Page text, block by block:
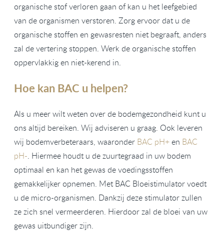
organische stof verloren gaan of kan u het leefgebied
van de organismen verstoren. Zorg ervoor dat u de
organische stoffen en gewasresten niet begraaft, anders
zal de vertering stoppen. Werk de organische stoffen
oppervlakkig en niet-kerend in.
Hoe kan BAC u helpen?
Als u meer wilt weten over de bodemgezondheid kunt u
ons altijd bereiken. Wij adviseren u graag. Ook leveren
wij bodemverbeteraars, waaronder BAC pH+en BAC
pH-. Hiermee houdt u de zuurtegraad in uw bodem
optimaal en kan het gewas de voedingsstoffen
gemakkelijker opnemen. Met BAC Bloeistimulator voedt
u de micro-organismen. Dankzij deze stimulator zullen
ze zich snel vermeerderen. Hierdoor zal de bloei van uw
gewas uitbundiger zijn.